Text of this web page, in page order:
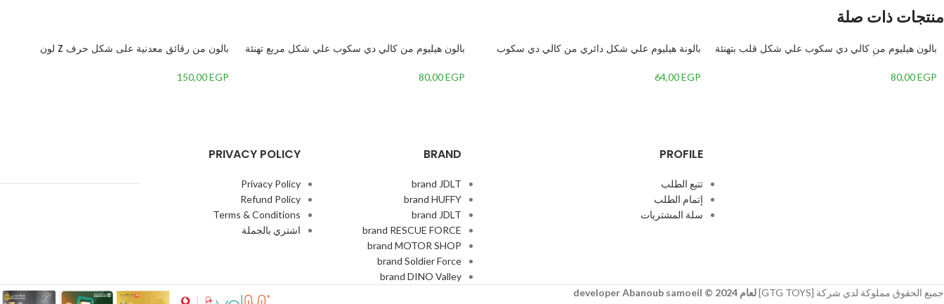
منتجات ذات صلة
بالون هيليوم من كالي دي سكوب علي شكل قلب بتهنئة
80,00EGP
بالونة هيليوم علي شكل دائري من كالي دي سكوب
64,00EGP
بالون هيليوم من كالي دي سكوب علي شكل مربع تهنئة
80,00EGP
بالون من رقائق معدنية على شكل حرف Z لون
150,00EGP
PROFILE
تتبع الطلب
إتمام الطلب
سلة المشتريات
BRAND
brand JDLT
brand HUFFY
brand JDLT
brand RESCUE FORCE
brand MOTOR SHOP
brand Soldier Force
brand DINO Valley
PRIVACY POLICY
Privacy Policy
Refund Policy
Terms & Conditions
اشتري بالجملة
جميع الحقوق مملوكة لدي شركة [GTG TOYS] لعام 2024 © developer Abanoub samoeil